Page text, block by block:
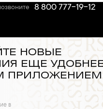
8 800 777-19-12
НОВЫЕ
ЕЩЕ
ПРИЛОЖЕНИЕМ
в